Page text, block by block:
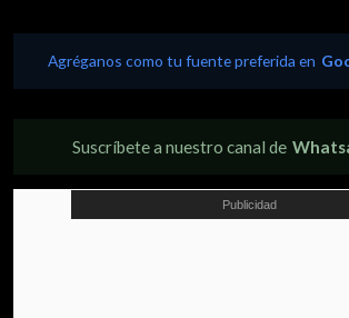
Agréganos como tu fuente preferida en
Suscríbete a nuestro canal de